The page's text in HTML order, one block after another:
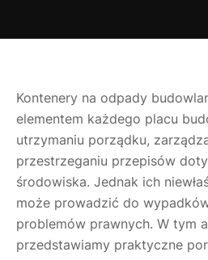
Kontenery na odpady
elementem każdego placu
utrzymaniu porządku,
przestrzeganiu przepisów
środowiska. Jednak ich
może prowadzić do
problemów prawnych. W tym
przedstawiamy praktyczne